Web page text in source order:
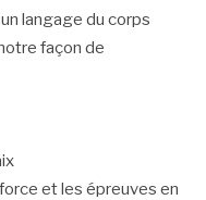
langage du corps
façon de
et les épreuves en